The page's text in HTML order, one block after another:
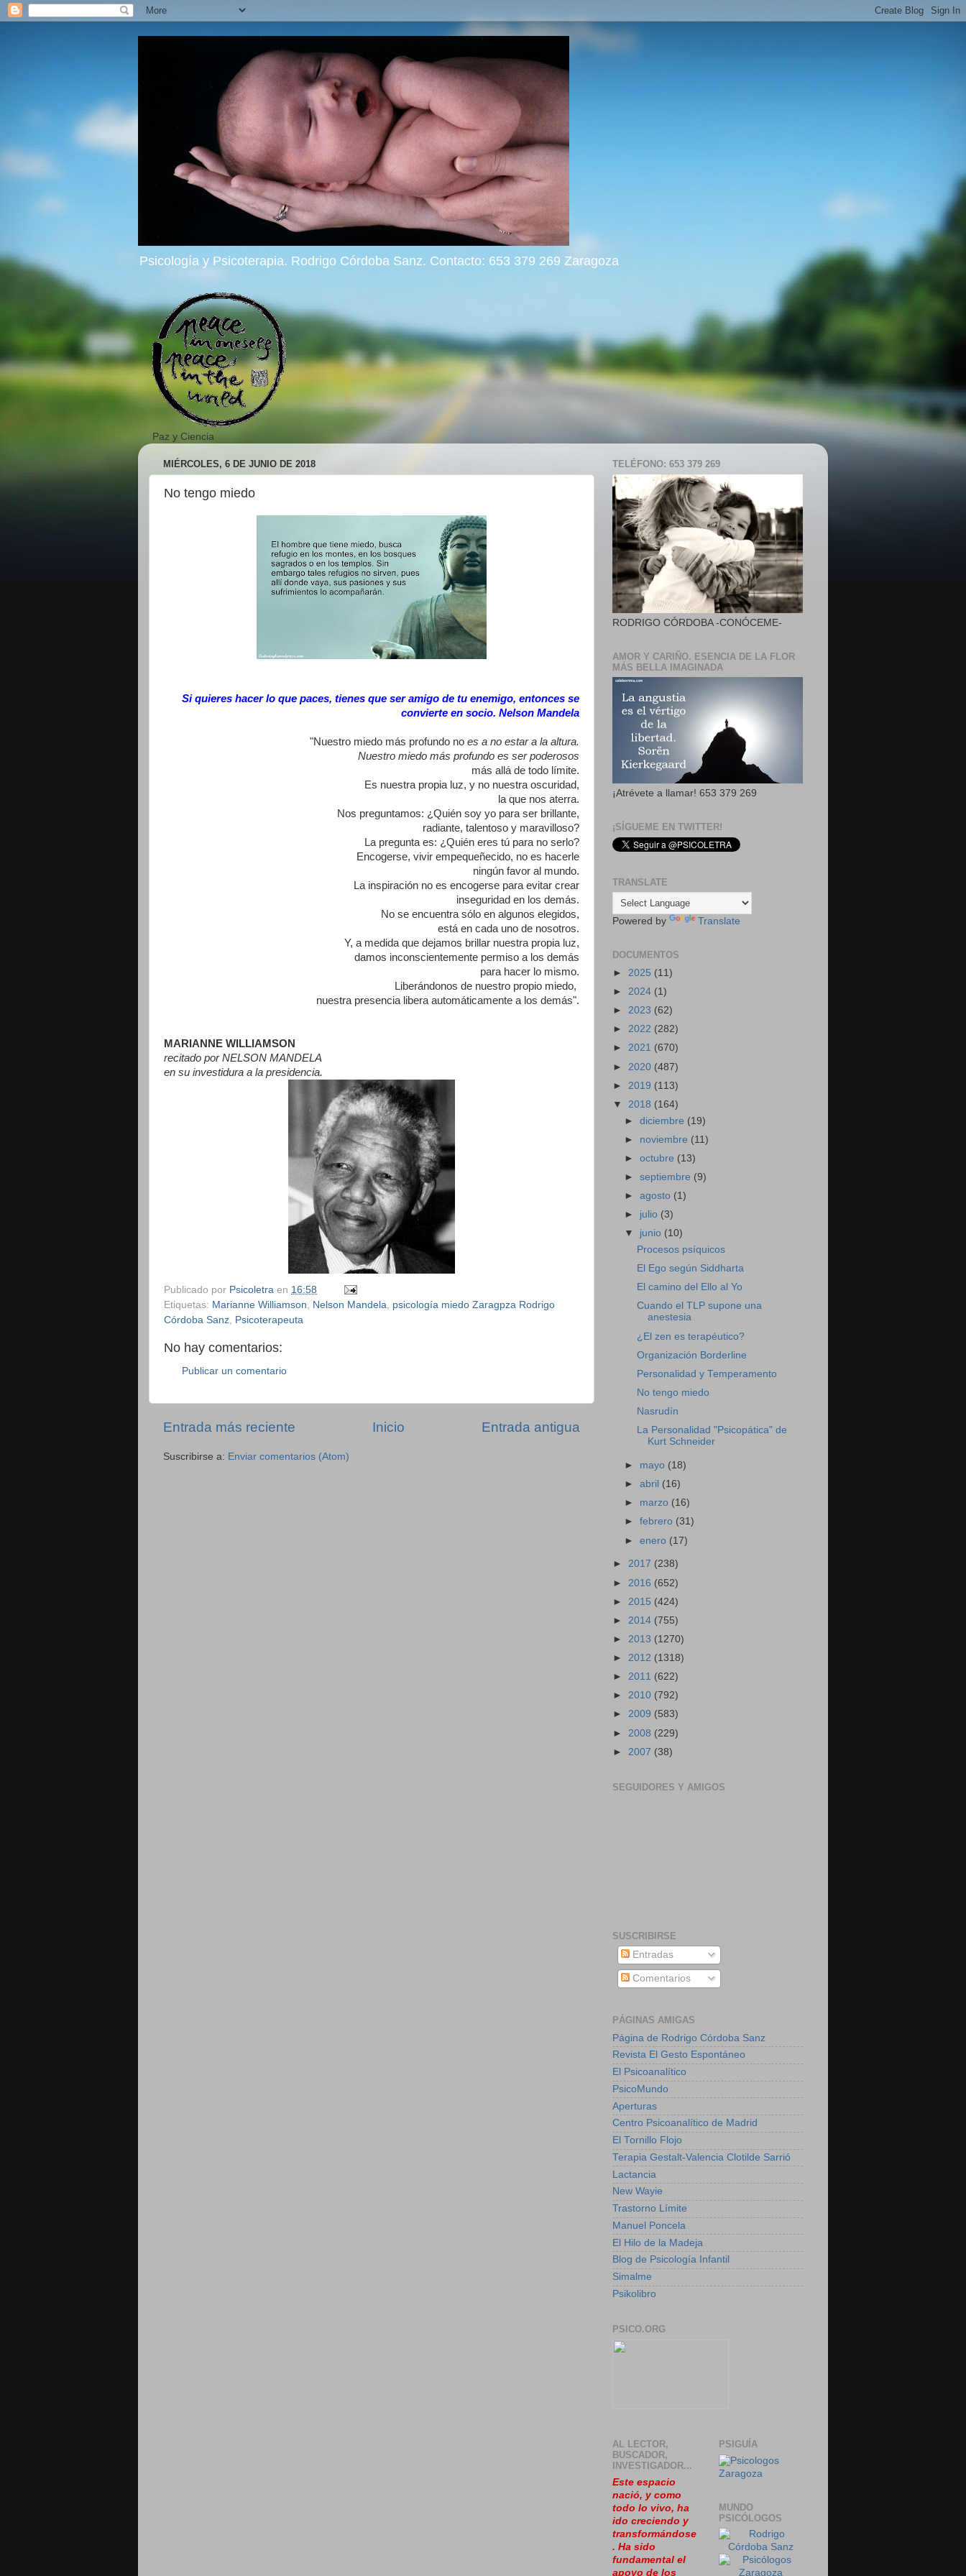
Psicología y Psicoterapia. Rodrigo Córdoba Sanz. Contacto: 653 379 269 Zaragoza
Paz y Ciencia
MIÉRCOLES, 6 DE JUNIO DE 2018
No tengo miedo
Si quieres hacer lo que paces, tienes que ser amigo de tu enemigo, entonces se
convierte en socio. Nelson Mandela
"Nuestro miedo más profundo no es a no estar a la altura.
Nuestro miedo más profundo es ser poderosos
más allá de todo límite.
Es nuestra propia luz, y no nuestra oscuridad,
la que nos aterra.
Nos preguntamos: ¿Quién soy yo para ser brillante,
radiante, talentoso y maravilloso?
La pregunta es: ¿Quién eres tú para no serlo?
Encogerse, vivir empequeñecido, no es hacerle
ningún favor al mundo.
La inspiración no es encogerse para evitar crear
inseguridad en los demás.
No se encuentra sólo en algunos elegidos,
está en cada uno de nosotros.
Y, a medida que dejamos brillar nuestra propia luz,
damos inconscientemente permiso a los demás
para hacer lo mismo.
Liberándonos de nuestro propio miedo,
nuestra presencia libera automáticamente a los demás".
MARIANNE WILLIAMSON
recitado por NELSON MANDELA
en su investidura a la presidencia.
Publicado por Psicoletra en 16:58
Etiquetas: Marianne Williamson Nelson Mandela
psicología miedo Zaragpza Rodrigo
Córdoba Sanz Psicoterapeuta
No hay comentarios:
Publicar un comentario
Entrada más reciente Entrada antigua
Inicio
Suscribirse a: Enviar comentarios (Atom)
TELÉFONO: 653 379 269
RODRIGO CÓRDOBA -CONÓCEME-
AMOR Y CARIÑO. ESENCIA DE LA FLOR
MÁS BELLA IMAGINADA
¡Atrévete a llamar! 653 379 269
¡SÍGUEME EN TWITTER!
TRANSLATE
Powered by Translate
DOCUMENTOS
► 2025 (11)
► 2024 (1)
► 2023 (62)
► 2022 (282)
► 2021 (670)
► 2020 (487)
► 2019 (113)
▼ 2018 (164)
►diciembre (19)
► noviembre (11)
►octubre (13)
►septiembre (9)
►agosto (1)
► julio (3)
▼ junio (10)
Procesos psíquicos
El Ego según Siddharta
El camino del Ello al Yo
Cuando el TLP supone una
anestesia
¿El zen es terapéutico?
Organización Borderline
Personalidad y Temperamento
No tengo miedo
Nasrudín
La Personalidad "Psicopática" de
Kurt Schneider
► mayo (18)
►abril (16)
► marzo (16)
►febrero (31)
►enero (17)
► 2017 (238)
► 2016 (652)
► 2015 (424)
► 2014 (755)
► 2013 (1270)
► 2012 (1318)
► 2011 (622)
► 2010 (792)
► 2009 (583)
► 2008 (229)
► 2007 (38)
SEGUIDORES Y AMIGOS
SUSCRIBIRSE
Entradas
Comentarios
PÁGINAS AMIGAS
Página de Rodrigo Córdoba Sanz
Revista El Gesto Espontáneo
El Psicoanalítico
PsicoMundo
Aperturas
Centro Psicoanalítico de Madrid
El Tornillo Flojo
Terapia Gestalt-Valencia Clotilde Sarrió
Lactancia
New Wayie
Trastorno Límite
Manuel Poncela
El Hilo de la Madeja
Blog de Psicología Infantil
Simalme
Psikolibro
PSICO.ORG
AL LECTOR,
BUSCADOR,
INVESTIGADOR...
Este espacio
nació, y como
todo lo vivo, ha
ido creciendo y
transformándose
. Ha sido
fundamental el
apoyo de los
PSIGUÍA
MUNDO
PSICÓLOGOS